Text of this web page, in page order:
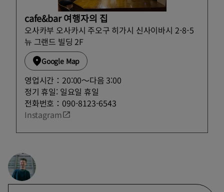
cafe&bar 여행자의 집
오사카부 오사카시 주오구 히가시 신사이바시 2-8-5
뉴 그랜드 빌딩 2F
Google Map
영업시간：20:00〜다음 3:00
정기 휴일: 일요일 휴일
전화번호：090-8123-6543
Instagram